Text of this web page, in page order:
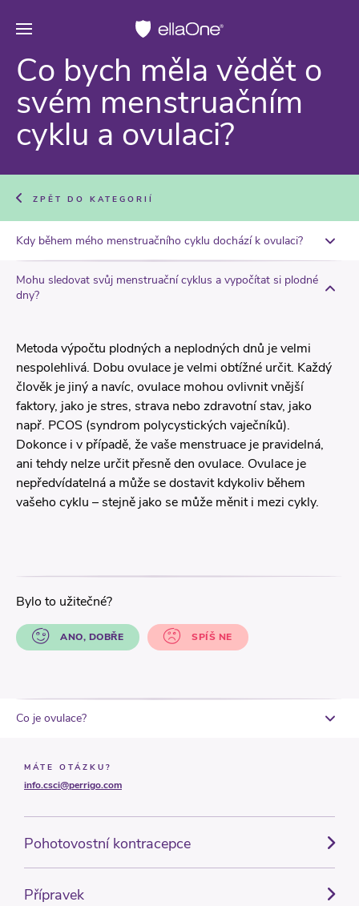
Co bych měla vědět o
svém menstruačním
cyklu a ovulaci?
ZPĚT DO KATEGORIÍ
Kdy během mého menstruačního cyklu dochází k ovulaci?
Mohu sledovat svůj menstruační cyklus a vypočítat si plodné
dny?
Metoda výpočtu plodných a neplodných dnů je velmi
nespolehlivá. Dobu ovulace je velmi obtížné určit. Každý
člověk je jiný a navíc, ovulace mohou ovlivnit vnější
faktory, jako je stres, strava nebo zdravotní stav, jako
např. PCOS (syndrom polycystických vaječníků).
Dokonce i v případě, že vaše menstruace je pravidelná,
ani tehdy nelze určit přesně den ovulace. Ovulace je
nepředvídatelná a může se dostavit kdykoliv během
vašeho cyklu – stejně jako se může měnit i mezi cykly.
Bylo to užitečné?
ANO, DOBŘE SPÍŠ NE
Co je ovulace?
MÁTE OTÁZKU?
info.csci@perrigo.com
Pohotovostní kontracepce
Přípravek